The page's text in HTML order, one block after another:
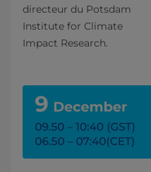
directeur du Potsdam
Institute for Climate
Impact Research.